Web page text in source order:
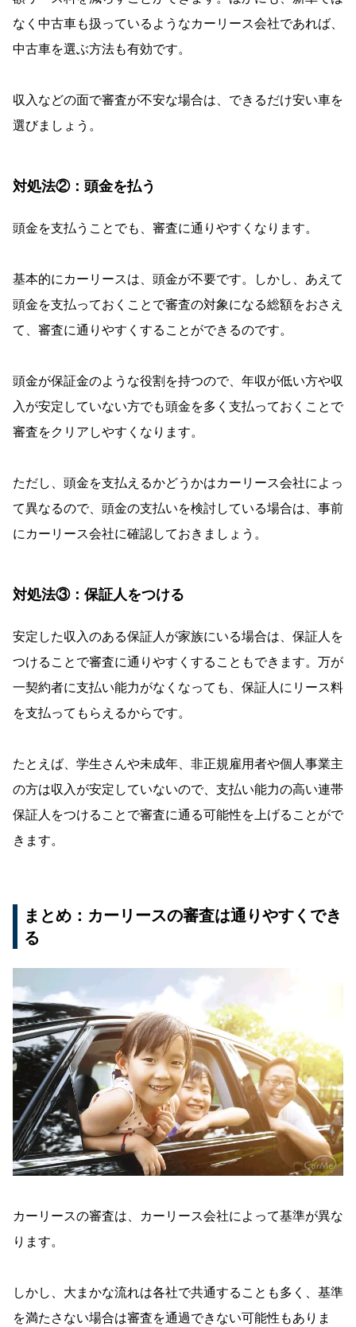
なく中古車も扱っているようなカーリース会社であれば、
中古車を選ぶ方法も有効です。
収入などの面で審査が不安な場合は、できるだけ安い車を
選びましょう。
対処法②：頭金を払う
頭金を支払うことでも、審査に通りやすくなります。
基本的にカーリースは、頭金が不要です。しかし、あえて
頭金を支払っておくことで審査の対象になる総額をおさえ
て、審査に通りやすくすることができるのです。
頭金が保証金のような役割を持つので、年収が低い方や収
入が安定していない方でも頭金を多く支払っておくことで
審査をクリアしやすくなります。
ただし、頭金を支払えるかどうかはカーリース会社によっ
て異なるので、頭金の支払いを検討している場合は、事前
にカーリース会社に確認しておきましょう。
対処法③：保証人をつける
安定した収入のある保証人が家族にいる場合は、保証人を
つけることで審査に通りやすくすることもできます。万が
一契約者に支払い能力がなくなっても、保証人にリース料
を支払ってもらえるからです。
たとえば、学生さんや未成年、非正規雇用者や個人事業主
の方は収入が安定していないので、支払い能力の高い連帯
保証人をつけることで審査に通る可能性を上げることがで
きます。
まとめ：カーリースの審査は通りやすくでき
る
カーリースの審査は、カーリース会社によって基準が異な
ります。
しかし、大まかな流れは各社で共通することも多く、基準
を満たさない場合は審査を通過できない可能性もありま